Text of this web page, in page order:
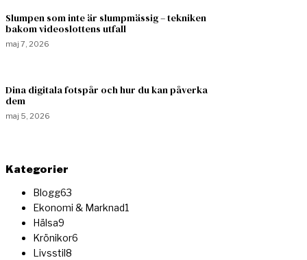
Slumpen som inte är slumpmässig – tekniken
bakom videoslottens utfall
maj 7, 2026
Dina digitala fotspår och hur du kan påverka
dem
maj 5, 2026
Kategorier
Blogg63
Ekonomi & Marknad1
Hälsa9
Krönikor6
Livsstil8